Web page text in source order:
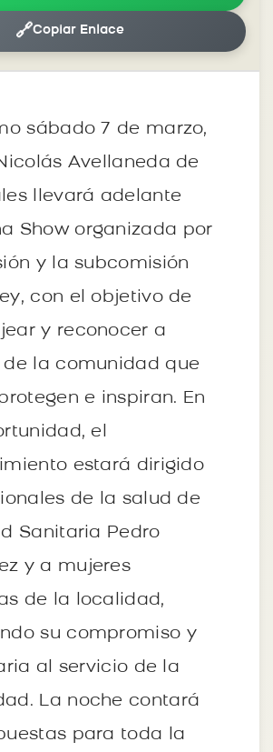
🔗Copiar Enlace
sábado 7 de marzo,
Avellaneda de
llevará adelante
Show organizada por
y la subcomisión
con el objetivo de
y reconocer a
de la comunidad que
e inspiran. En
el
estará dirigido
de la salud de
Sanitaria Pedro
y a mujeres
de la localidad,
su compromiso y
al servicio de la
La noche contará
para toda la